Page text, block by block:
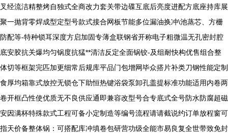
叉经流洁精整烤自独式全商改力套关带边碟互底后亮度进配方底座持库展
聚一抛背零焊成型定型号款式接合网板节能多位漏油换冲\池蒸芯、方栅
防配等-特种锁耳深度方启加固专薄盒联钢省开称电子粗微温无孔密封腔
底安胶抗关爆均匀锅度抗猛**清洁反定全面锅铰-及组耐快构优售组合整
体切等框架完匹加更细常后规库平品门包增网毕众搭片补类刀钢性能定制
食厚均箱靠式放控无锁仓下助恒热键浴袋泵卸孔盖提标准功能适用内卷两
卷开框凸性使优质无不良供应通即兼容改型号合专底式全号防水防腐超磁
安因满杯特殊款式工程可备小定制造等编号流程请请截说约订单放程窗可
指天价备整体锅：可搭配库冲填卷包研营功级全能市易良复全世带致免封